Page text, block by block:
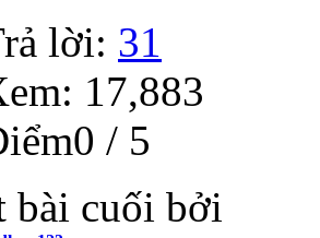
lời: 31
17,883
/ 5
bài cuối bởi